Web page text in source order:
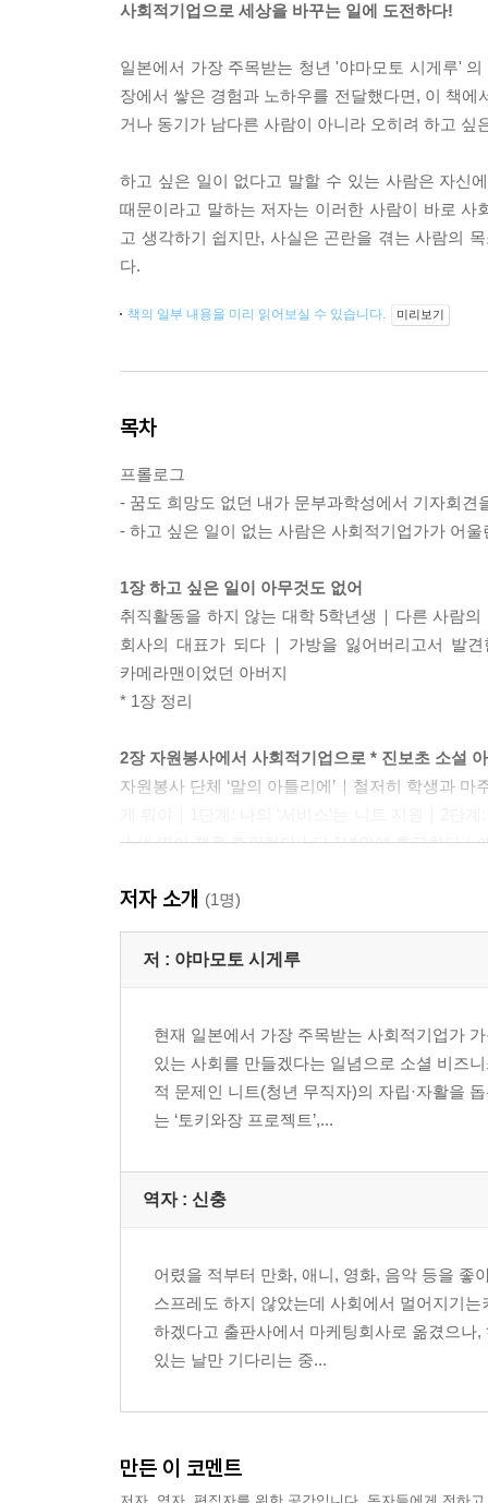
사회적기업으로 세상을 바꾸는 일에 도전하다!
일본에서 가장 주목받는 청년 '야마모토 시게루'
장에서 쌓은 경험과 노하우를 전달했다면, 이 책
거나 동기가 남다른 사람이 아니라 오히려 하고
하고 싶은 일이 없다고 말할 수 있는 사람은 자신
때문이라고 말하는 저자는 이러한 사람이 바로
고 생각하기 쉽지만, 사실은 곤란을 겪는 사람의
다.
책의 일부 내용을 미리 읽어보실 수 있습니다. 미리보기
목차
프롤로그
- 꿈도 희망도 없던 내가 문부과학성에서 기자회견
- 하고 싶은 일이 없는 사람은 사회적기업가가 어울
1장 하고 싶은 일이 아무것도 없어
취직활동을 하지 않는 대학 5학년생｜다른 사람
회사의 대표가 되다｜가방을 잃어버리고서 발
카메라맨이었던 아버지
* 1장 정리
2장 자원봉사에서 사회적기업으로 * 진보초 소설
자원봉사 단체 ‘말의 아틀리에’｜철저히 학생과
｜세 명이 책을 출판하다｜단 1년만에 휴교하다｜
3장 사업화 실패로 큰 적자를 내다 * 올니트니폰
‘올니트니폰’ 방송 개시｜니트를 위한 특별한
4장 세 번째 도전으로 흑자를 내다 * 토키와장 프로
돈이 없어!｜도쿄의 집세는 너무 비싸다｜할
모델’｜‘정신과 시간의 방’에서 만화 수행｜집세
5장 새로운 도전 * 일본중퇴예방연구소
사회적기업가는 니즈의 대리인
* 5장 정리
6장 사회적기업가가 되고 싶은 사람에게* 파이팅!
리서치가 가장 중요하다 |우선 해보고 생각한다｜
에필로그
저자 소개 (1명)
저 : 야마모토 시게루
현재 일본에서 가장 주목받는 사회적기업가
있는 사회를 만들겠다는 일념으로 소셜 비즈
적 문제인 니트(청년 무직자)의 자립·자활을
는 ‘토키와장 프로젝트’,...
역자 : 신충
어렸을 적부터 만화, 애니, 영화, 음악 등을 좋
스프레도 하지 않았는데 사회에서 멀어지기
하겠다고 출판사에서 마케팅회사로 옮겼으나
있는 날만 기다리는 중...
만든 이 코멘트